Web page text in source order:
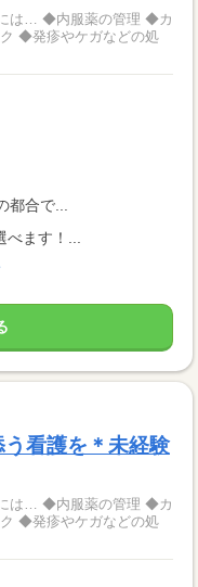
◆発疹やケガなどの処
合で...
ます！...
看護を＊未経験
◆発疹やケガなどの処